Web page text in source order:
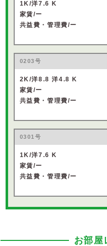
1K/洋7.6 K
家賃/ー
共益費・管理費/ー
0203号
2K/洋8.8 洋4.8 K
家賃/ー
共益費・管理費/ー
0301号
1K/洋7.6 K
家賃/ー
共益費・管理費/ー
お部屋